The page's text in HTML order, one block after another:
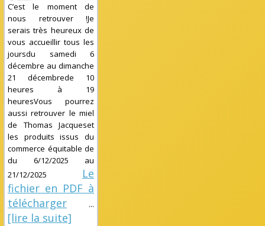
C’est le moment de
nous retrouver !Je
serais très heureux de
vous accueillir tous les
joursdu samedi 6
décembre au dimanche
21 décembrede 10
heures à 19
heuresVous pourrez
aussi retrouver le miel
de Thomas Jacqueset
les produits issus du
commerce équitable de
du 6/12/2025 au
21/12/2025
Le
fichier en PDF à
télécharger ...
[lire la suite]